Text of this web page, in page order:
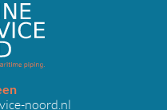
noord.nl